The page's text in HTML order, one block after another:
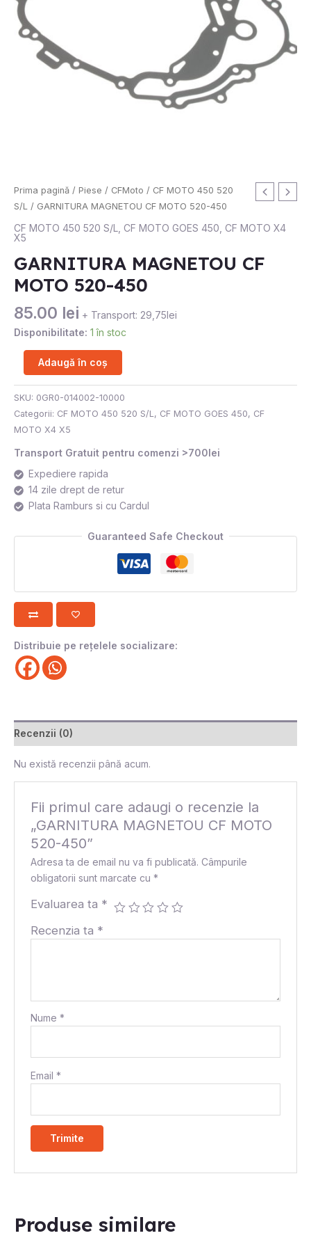
Prima pagină / Piese / CFMoto / CF MOTO 450 520
S/L / GARNITURA MAGNETOU CF MOTO 520-450
CF MOTO 450 520 S/L CF MOTO GOES 450 CF MOTO X4
X5
GARNITURA MAGNETOU CF
MOTO 520-450
85.00 lei + Transport: 29,75lei
Disponibilitate: 1 în stoc
Cantitate
GARNITURA
MAGNETOU
CF
520-
450
Adaugă în coș
SKU: 0GR0-014002-10000
Categorii: CF MOTO 450 520 S/L , CF MOTO GOES 450, CF
MOTO X4 X5
Transport Gratuit pentru comenzi >700lei
Expediere rapida
14 zile drept de retur
Plata Ramburs si cu Cardul
Guaranteed Safe Checkout
Distribuie pe rețelele socializare:
Recenzii (0)
Nu există recenzii până acum.
Fii primul care adaugi o recenzie la
„GARNITURA MAGNETOU CF MOTO
520-450”
Adresa ta de email nu va fi publicată. Câmpurile
obligatorii sunt marcate cu*
Evaluarea ta *
Recenzia ta *
Nume*
Email*
Produse similare